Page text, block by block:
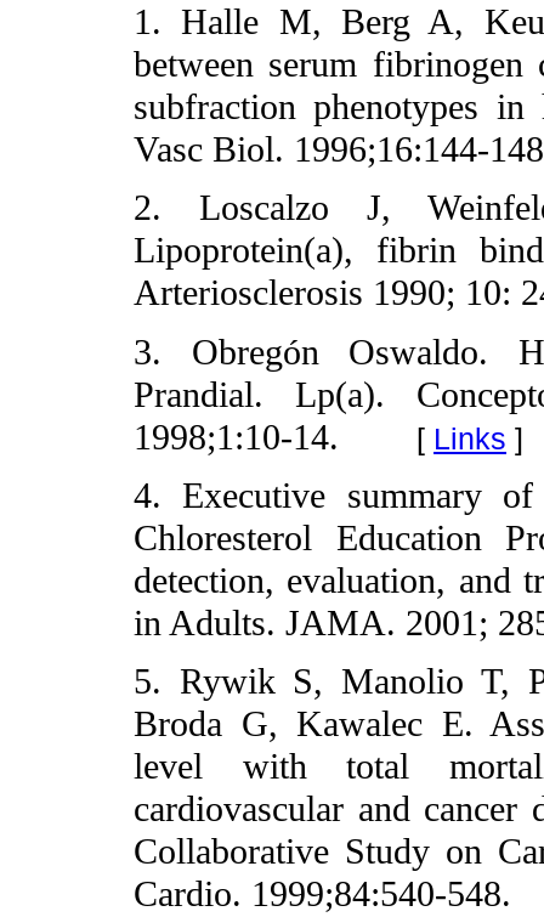
1. Halle M, Berg A,
between serum
subfraction phenotypes
Vasc Biol. 1996;16:144-
2. Loscalzo J,
Lipoprotein(a), fibrin
Arteriosclerosis 1990; 10:
3. Obregón Oswaldo.
Prandial. Lp(a).
1998;1:10-14.
[ Links ]
4. Executive summary
Chloresterol Education
detection, evaluation, and
in Adults. JAMA. 2001;
5. Rywik S, Manolio T,
Broda G, Kawalec E.
level with total
cardiovascular and cancer
Collaborative Study on
Cardio. 1999;84:540-548.